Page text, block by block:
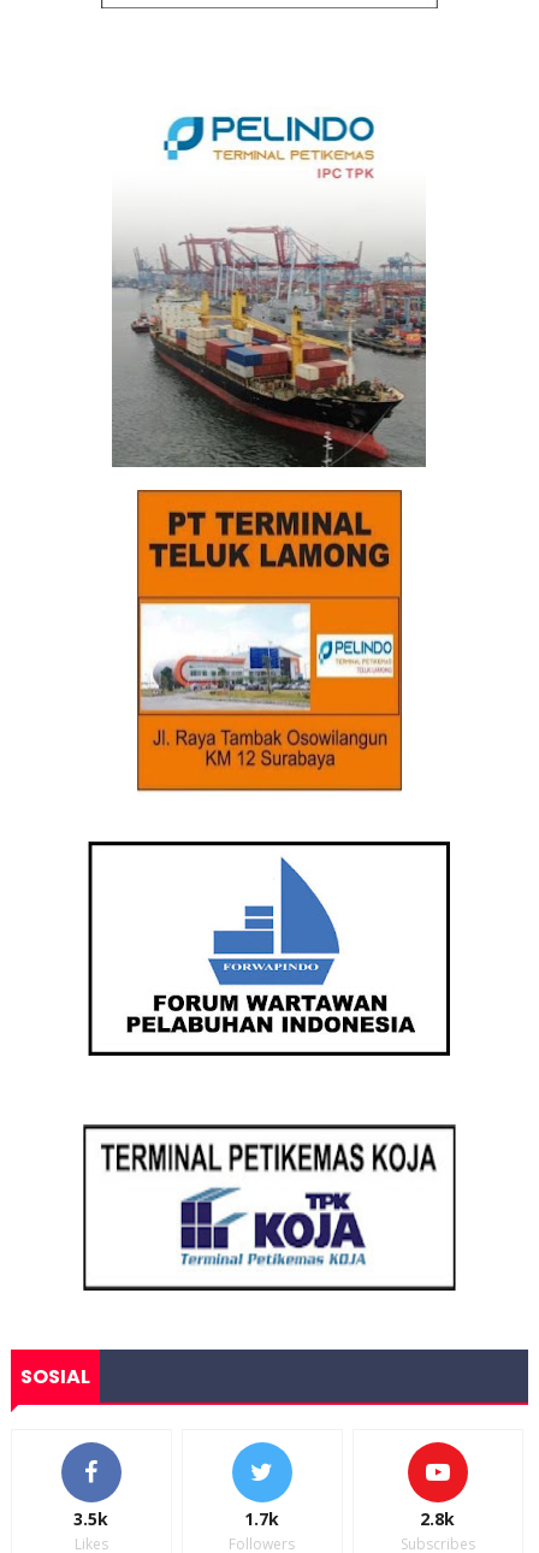
SOSIAL
3.5k
Likes
1.7k
Followers
2.8k
Subscribes